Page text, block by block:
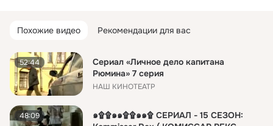
команда. Под маркой «Сыры от Марко» выпускается
буратта со страчателлой чего стоит! А еще есть сыры
с трюфелем, с красным перцем…
Но не все так радужно: сыроварня-то находится в
столице Приморья, где с фермерством не так все
просто. Поэтому настоящий сыр здесь просто не
Похожие видео Рекомендации для вас
52:44
Сериал «Личное дело капитана
Рюмина» 7 серия
НАШ КИНОТЕАТР
48:09
๑۩۩๑๑۩۩๑๑۩ СЕРИАЛ - 15 СЕЗОН: